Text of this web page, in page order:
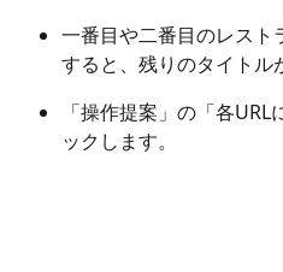
一番目や二番目のレスト
すると、残りのタイトル
「操作提案」の「各
ックします。